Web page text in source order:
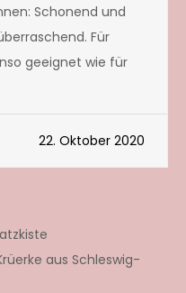
Schonend und
Für
geeignet wie für
22. Oktober 2020
aus Schleswig-